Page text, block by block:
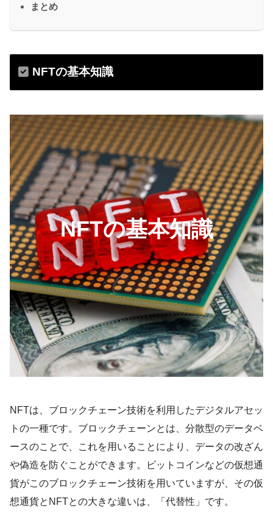
まとめ
NFTの基本知識
NFTの基本知識
NFTは、ブロックチェーン技術を利用したデジタルアセッ
トの一種です。ブロックチェーンとは、分散型のデータベ
ースのことで、これを用いることにより、データの改ざん
や偽造を防ぐことができます。ビットコインなどの仮想通
貨がこのブロックチェーン技術を用いていますが、その仮
想通貨とNFTとの大きな違いは、「代替性」です。